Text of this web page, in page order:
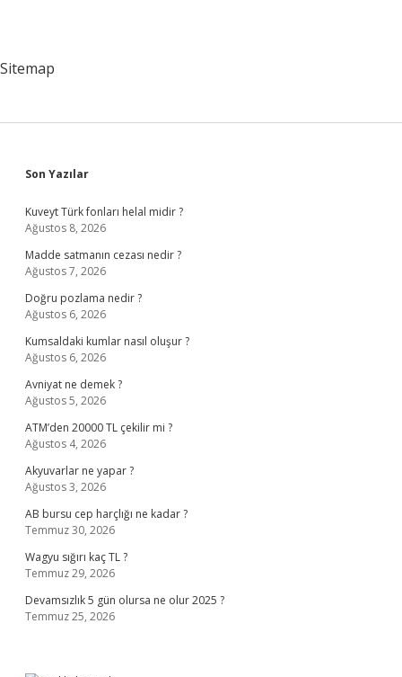
Sitemap
Sidebar
Son Yazılar
Kuveyt Türk fonları helal midir ?
Ağustos 8, 2026
Madde satmanın cezası nedir ?
Ağustos 7, 2026
Doğru pozlama nedir ?
Ağustos 6, 2026
Kumsaldaki kumlar nasıl oluşur ?
Ağustos 6, 2026
Avniyat ne demek ?
Ağustos 5, 2026
ATM’den 20000 TL çekilir mi ?
Ağustos 4, 2026
Akyuvarlar ne yapar ?
Ağustos 3, 2026
AB bursu cep harçlığı ne kadar ?
Temmuz 30, 2026
Wagyu sığırı kaç TL ?
Temmuz 29, 2026
Devamsızlık 5 gün olursa ne olur 2025 ?
Temmuz 25, 2026